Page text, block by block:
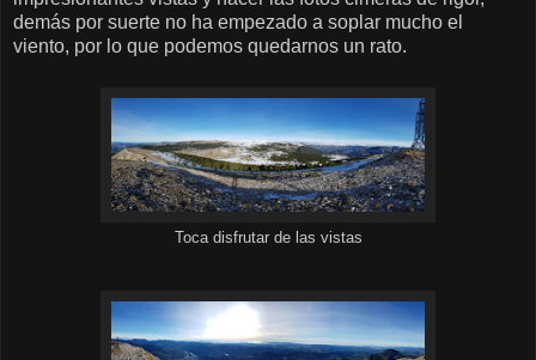
demás por suerte no ha empezado a soplar mucho el
viento, por lo que podemos quedarnos un rato.
Toca disfrutar de las vistas